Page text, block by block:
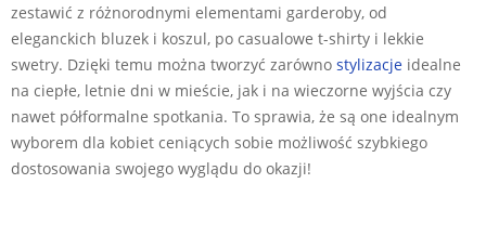
zestawić z różnorodnymi elementami garderoby, od
eleganckich bluzek i koszul, po casualowe t-shirty i lekkie
swetry. Dzięki temu można tworzyć zarówno stylizacje idealne
na ciepłe, letnie dni w mieście, jak i na wieczorne wyjścia czy
nawet półformalne spotkania. To sprawia, że są one idealnym
wyborem dla kobiet ceniących sobie możliwość szybkiego
dostosowania swojego wyglądu do okazji!